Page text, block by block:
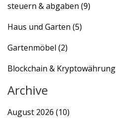
steuern & abgaben (9)
Haus und Garten (5)
Gartenmöbel (2)
Blockchain & Kryptowährung
Archive
August 2026 (10)